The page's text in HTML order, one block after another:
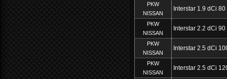
PKW
NISSAN
Interstar 1.9 dCi 80
PKW
NISSAN
Interstar 2.2 dCi 90
PKW
NISSAN
Interstar 2.5 dCi
PKW
NISSAN
Interstar 2.5 dCi